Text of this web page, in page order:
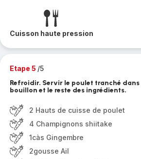
Cuisson haute pression
Etape 5 /5
Refroidir. Servir le poulet tranché dans
bouillon et le reste des ingrédients.
2 Hauts de cuisse de poulet
4 Champignons shiitake
1càs Gingembre
2gousse Ail